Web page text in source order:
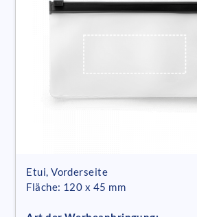
Etui, Vorderseite
Fläche: 120 x 45 mm